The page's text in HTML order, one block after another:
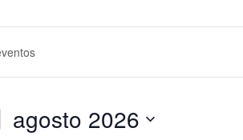
agosto 2026